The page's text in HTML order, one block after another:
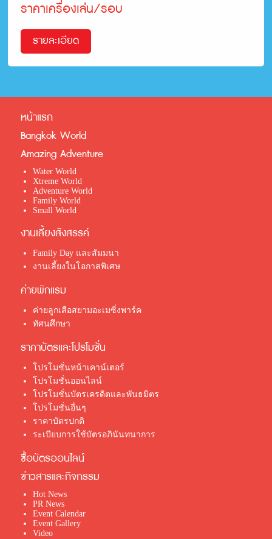
ราคาเครื่องเล่น/รอบ
รายละเอียด
หน้าแรก
Bangkok World
Amazing Adventure
Water World
Xtreme World
Adventure World
Family World
Small World
งานเลี้ยงสังสรรค์
Family Day และสัมมนา
งานเลี้ยงในโอกาสพิเศษ
ค่ายพักแรม
ค่ายลูกเสือสยามอะเมซิ่งพาร์ค
ทัศนศึกษา
ราคาบัตรและโปรโมชั่น
โปรโมชั่นหน้าเคาน์เตอร์
โปรโมชั่นออนไลน์
โปรโมชั่นบัตรเครดิตและพันธมิตร
โปรโมชั่นอื่นๆ
ราคาบัตรปกติ
ระเบียบการใช้บัตรอภินันทนาการ
ซื้อบัตรออนไลน์
ข่าวสารและกิจกรรม
Hot News
PR News
Event Calendar
Event Gallery
Video